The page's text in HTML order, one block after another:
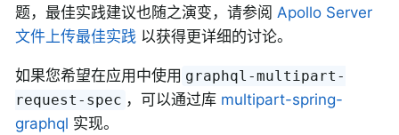
题，最佳实践建议也随之演变，请参阅 Apollo Server
文件上传最佳实践 以获得更详细的讨论。
如果您希望在应用中使用 graphql-multipart-
request-spec ，可以通过库 multipart-spring-
graphql 实现。